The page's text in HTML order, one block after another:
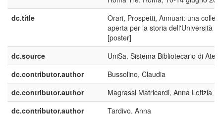
dc.title
Orari, Prospetti, Annuari: una
aperta per la storia dell'Università di
[poster]
dc.source
UniSa. Sistema Bibliotecario di
dc.contributor.author
Bussolino, Claudia
dc.contributor.author
Magrassi Matricardi, Anna Letizia
dc.contributor.author
Tardivo, Anna